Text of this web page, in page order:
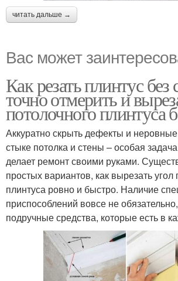
читать дальше →
Вас может
Как резать плинтус без
точно отмерить и
потолочного плинтуса
Аккуратно скрыть дефекты и
стыке потолка и стены – особая
делает ремонт своими руками.
простых вариантов, как вырезать угол
плинтуса ровно и быстро. Наличие
приспособлений вовсе не
подручные средства, которые есть в